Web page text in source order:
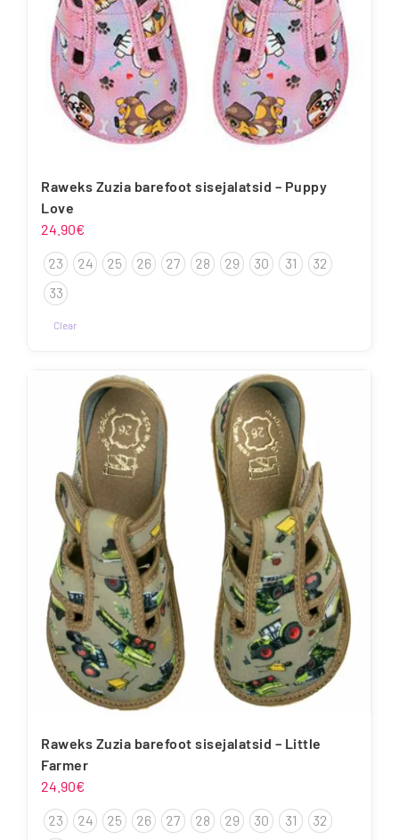
Raweks Zuzia barefoot sisejalatsid – Puppy
Love
24.90€
23 24 25 26 27 28 29 30 31
32
33
Clear
varianti.
Valikuid
saab
teha
tootelehel.
Raweks Zuzia barefoot sisejalatsid – Little
Farmer
24.90€
23 24 25 26 27 28 29 30 31
32